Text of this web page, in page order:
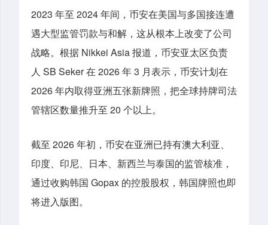
2023 年至 2024 年间，币安在美国与多国接连遭
遇大型监管罚款与和解，这从根本上改变了公司
战略。根据 Nikkei Asia 报道，币安亚太区负责
人 SB Seker 在 2026 年 3 月表示，币安计划在
2026 年内取得亚洲五张新牌照，把全球持牌司法
管辖区数量推升至 20 个以上。
截至 2026 年初，币安在亚洲已持有澳大利亚、
印度、印尼、日本、新西兰与泰国的监管核准，
通过收购韩国 Gopax 的控股股权，韩国牌照也即
将进入版图。